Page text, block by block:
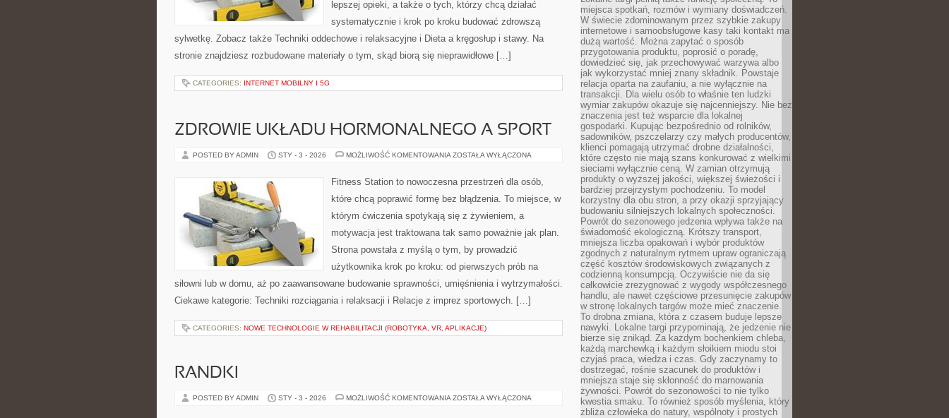
lepszej opieki, a także o tych, którzy chcą działać
systematycznie i krok po kroku budować zdrowszą
sylwetkę. Zobacz także Techniki oddechowe i relaksacyjne i Dieta a kręgosłup i stawy. Na
stronie znajdziesz rozbudowane materiały o tym, skąd biorą się nieprawidłowe […]
CATEGORIES: INTERNET MOBILNY I 5G
ZDROWIE UKŁADU HORMONALNEGO A SPORT
POSTED BY ADMIN STY - 3 - 2026 MOŻLIWOŚĆ KOMENTOWANIA ZDROWIE
SPORT
ZOSTAŁA WYŁĄCZONA
Fitness Station to nowoczesna przestrzeń dla osób,
które chcą poprawić formę bez błądzenia. To miejsce, w
którym ćwiczenia spotykają się z żywieniem, a
motywacja jest traktowana tak samo poważnie jak plan.
Strona powstała z myślą o tym, by prowadzić
użytkownika krok po kroku: od pierwszych prób na
siłowni lub w domu, aż po zaawansowane budowanie sprawności, umięśnienia i wytrzymałości.
Ciekawe kategorie: Techniki rozciągania i relaksacji i Relacje z imprez sportowych. […]
CATEGORIES: NOWE TECHNOLOGIE W REHABILITACJI (ROBOTYKA, VR, APLIKACJE)
RANDKI
POSTED BY ADMIN STY - 3 - 2026 MOŻLIWOŚĆ KOMENTOWANIA RANDKI
ZOSTAŁA WYŁĄCZONA
miejsca spotkań, rozmów i wymiany doświadczeń.
W świecie zdominowanym przez szybkie zakupy
internetowe i samoobsługowe kasy taki kontakt ma
dużą wartość. Można zapytać o sposób
przygotowania produktu, poprosić o poradę,
dowiedzieć się, jak przechowywać warzywa albo
jak wykorzystać mniej znany składnik. Powstaje
relacja oparta na zaufaniu, a nie wyłącznie na
transakcji. Dla wielu osób to właśnie ten ludzki
wymiar zakupów okazuje się najcenniejszy. Nie bez
znaczenia jest też wsparcie dla lokalnej
gospodarki. Kupując bezpośrednio od rolników,
sadowników, pszczelarzy czy małych producentów,
klienci pomagają utrzymać drobne działalności,
które często nie mają szans konkurować z wielkimi
sieciami wyłącznie ceną. W zamian otrzymują
produkty o wyższej jakości, większej świeżości i
bardziej przejrzystym pochodzeniu. To model
korzystny dla obu stron, a przy okazji sprzyjający
budowaniu silniejszych lokalnych społeczności.
Powrót do sezonowego jedzenia wpływa także na
świadomość ekologiczną. Krótszy transport,
mniejsza liczba opakowań i wybór produktów
zgodnych z naturalnym rytmem upraw ograniczają
część kosztów środowiskowych związanych z
codzienną konsumpcją. Oczywiście nie da się
całkowicie zrezygnować z wygody współczesnego
handlu, ale nawet częściowe przesunięcie zakupów
w stronę lokalnych targów może mieć znaczenie.
To drobna zmiana, która z czasem buduje lepsze
nawyki. Lokalne targi przypominają, że jedzenie nie
bierze się znikąd. Za każdym bochenkiem chleba,
każdą marchewką i każdym słoikiem miodu stoi
czyjaś praca, wiedza i czas. Gdy zaczynamy to
dostrzegać, rośnie szacunek do produktów i
mniejsza staje się skłonność do marnowania
żywności. Powrót do sezonowości to nie tylko
kwestia smaku. To również sposób myślenia, który
zbliża człowieka do natury, wspólnoty i prostych